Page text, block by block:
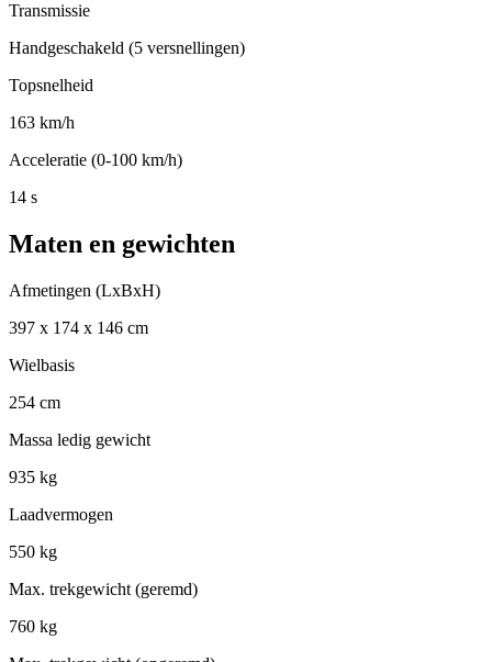
Transmissie
Handgeschakeld (5 versnellingen)
Topsnelheid
163 km/h
Acceleratie (0-100 km/h)
14 s
Maten en gewichten
Afmetingen (LxBxH)
397 x 174 x 146 cm
Wielbasis
254 cm
Massa ledig gewicht
935 kg
Laadvermogen
550 kg
Max. trekgewicht (geremd)
760 kg